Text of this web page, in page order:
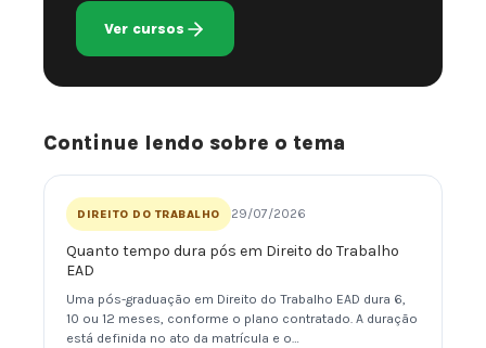
Ver cursos
Continue lendo sobre o tema
DIREITO DO TRABALHO 29/07/2026
Quanto tempo dura pós em Direito do Trabalho
EAD
Uma pós-graduação em Direito do Trabalho EAD dura 6,
10 ou 12 meses, conforme o plano contratado. A duração
está definida no ato da matrícula e o…